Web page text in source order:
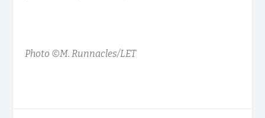
Photo ©M. Runnacles/LET